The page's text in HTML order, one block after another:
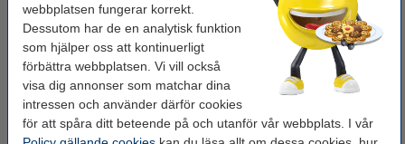
webbplatsen fungerar korrekt.
Dessutom har de en analytisk funktion
som hjälper oss att kontinuerligt
förbättra webbplatsen. Vi vill också
visa dig annonser som matchar dina
intressen och använder därför cookies
för att spåra ditt beteende på och utanför vår webbplats. I vår
Märkpenna permanent 2.5mm |
123ink | 4st
50 kr
Lamineringsfickor A4 80 mik. |
blank | 123ink 100st